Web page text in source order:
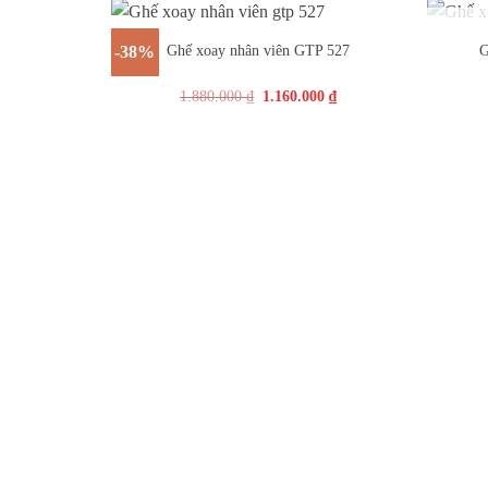
-38%
+
Ghế xoay nhân viên GTP 527
1.880.000₫ 1.160.000₫
+